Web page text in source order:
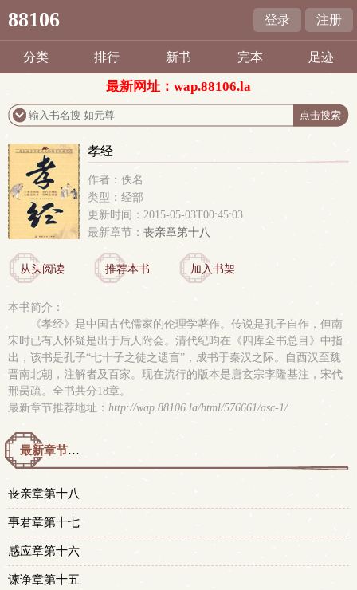
88106 登录 注册
分类 排行 新书 完本 足迹
最新网址：wap.88106.la
孝经
作者：佚名
类型：经部
更新时间：2015-05-03T00:45:03
最新章节： 丧亲章第十八
从头阅读 推荐本书 加入书架
本书简介：
《孝经》是中国古代儒家的伦理学著作。传说是孔子自作，但南
宋时已有人怀疑是出于后人附会。清代纪昀在《四库全书总目》中指
出，该书是孔子“七十子之徒之遗言”，成书于秦汉之际。自西汉至魏
晋南北朝，注解者及百家。现在流行的版本是唐玄宗李隆基注，宋代
邢昺疏。全书共分18章。
最新章节推荐地址： http://wap.88106.la/html/576661/asc-1/
最新章节预览 更新时间：2015-05-03T00:45:03
丧亲章第十八
事君章第十七
感应章第十六
谏诤章第十五